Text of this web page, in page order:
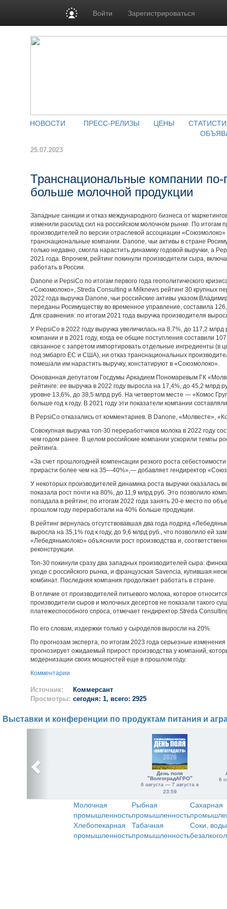
Войти Зарегистрироваться
НОВОСТИ ПРЕСС-РЕЛИЗЫ ЦЕНЫ
25.07.2023
Транснациональные компании
больше молочной продукции
Западные санкции и отказ международного бизнеса от
изменили расклад сил на российском молочном рынке. По итогам
производителей по версии отраслевой ассоциации
транснациональные компании. Danone, чьи активы в стране
только недавно, смогла нарастить динамику годовой выручки, а
2021 года. Впрочем, рейтинг покинули производители сыра,
работать в России.
Danone и PepsiCo по итогам первого года геополитического
«Союзмолоко», Streda Consulting и Milknews рейтинг 30 крупных
2022 года выручка Danone, чьи российские активы указом
переданы Росимуществу во временное управление, составила
Для сравнения: по итогам 2021 года выручка производителя
У PepsiCo в 2022 году выручка увеличилась на 8,7%, до 117,2
компании и в 2021 году, когда ее общие поступления составили
связанное с запретом импортировать отдельные ингредиенты
под эмбарго ЕС и США), ни отказ транснациональных
помешали им нарастить выручку, констатируют в «Союзмолоко».
Основанная депутатом Госдумы Аркадием Пономаревым ГК
рейтинге: ее выручка в 2022 году выросла на 17,4%, до 45,2 млрд
уровне 13,6%, до 38,5 млрд руб. На четвертом месте — «Комос
больше год к году. В 2021 году эти показатели компании
В PepsiCo отказались от комментариев. В Danone, «Молвесте»,
Совокупная выручка топ-30 переработчиков молока в 2022 году
чем годом ранее. В целом российские компании ускорили темпы
рейтинга.
«За счет прошлогодней компенсации резкого роста
прирасти более чем на 35—40%»,— добавляет гендиректор
У некоторых производителей динамика роста выручки оказалась
показала рост почти на 80%, до 11,9 млрд руб. Это позволило
попадала в рейтинг, по итогам 2022 года занять 20-е место по
прошлом году переработали на 40% больше продукции.
В рейтинг вернулась отсутствовавшая два года подряд
выросла на 35,1% год к году, до 9,6 млрд руб., что позволило ей
«Лебедяньмолоко» объяснили рост производства и,
реконструкции.
Топ-30 покинули сразу два западных производителей сыра:
уходе с российского рынка, и французская Savencia, купившая
комбинат. Последняя компания продолжает работать в стране.
В отличие от производителей питьевого молока, которое
производители сыров и молочных десертов не показали такого
платежеспособного спроса, отмечает гендиректор Streda
По его словам, издержки только у сыроделов выросли на 20%.
По прогнозам эксперта, по итогам 2023 года серьезные
прогнозирует ожидаемый прирост производства у компаний,
модернизации своих мощностей еще в прошлом году.
Комментарии
Источник:
Коммерсант
Просмотры: сегодня: 1, всего: 2925
Выставки и конференции по продуктам питания и
День поля
"ВолгоградАГРО"
6 августа — 7 августа в
23:59
6
Молочная
промышленность
Рыбная
промышленность
Сахарная
Хлебопекарная
промышленность
Табачная
промышленность
Соки,